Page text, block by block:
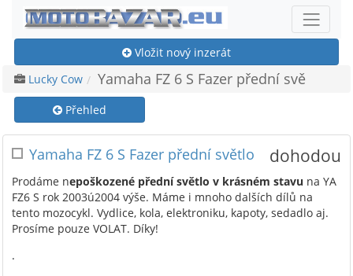
Vložit nový inzerát
Lucky Cow
Yamaha FZ 6 S Fazer přední svě
Přehled
dohodou
Yamaha FZ 6 S Fazer přední světlo
Prodáme nepoškozené přední světlo v krásném stavu na YA
FZ6 S rok 2003ú2004 výše. Máme i mnoho dalších dílů na
tento mozocykl. Vydlice, kola, elektroniku, kapoty, sedadlo aj.
Prosíme pouze VOLAT. Díky!
.